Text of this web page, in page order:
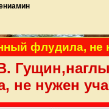
флудила, не
не нужен